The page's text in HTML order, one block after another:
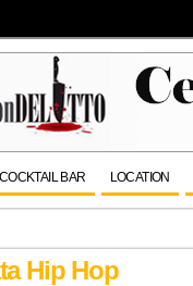
COCKTAIL BAR LOCATION
Hip Hop